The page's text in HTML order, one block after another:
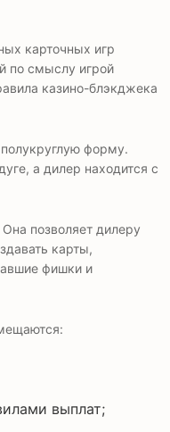
карточных игр
по смыслу игрой
казино-блэкджека
форму.
а дилер находится с
позволяет дилеру
карты,
фишки и
выплат;